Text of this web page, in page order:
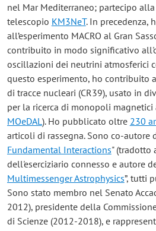
nel Mar Mediterraneo; partecipo
telescopio KM3NeT. In precedenza,
all’esperimento MACRO al Gran
contribuito in modo significativo
oscillazioni dei neutrini atmosferici
questo esperimento, ho contribuito
di tracce nucleari (CR39), usato in
per la ricerca di monopoli magnetici
MOeDAL ). Ho pubblicato oltre 230
articoli di rassegna. Sono co-autore
Fundamental Interactions" (tradotto
dell'eserciziario connesso e autore
Multimessenger Astrophysics”, tutti
Sono stato membro nel Senato
2012), presidente della
di Scienze (2012-2018), e